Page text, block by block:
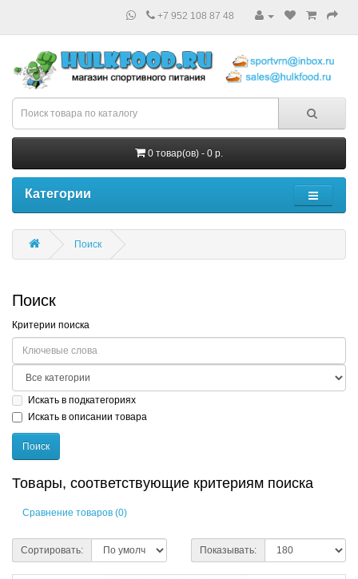
+7 952 108 87 48
0 товар(ов) - 0 р.
Категории
Поиск
Поиск
Критерии поиска
Искать в подкатегориях
Искать в описании товара
Товары, соответствующие критериям поиска
Сравнение товаров (0)
Сортировать: Показывать: